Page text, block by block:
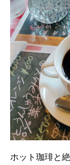
ホット珈琲と